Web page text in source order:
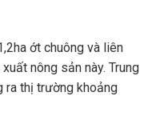
ớt chuông và liên
nông sản này. Trung
ra thị trường khoảng